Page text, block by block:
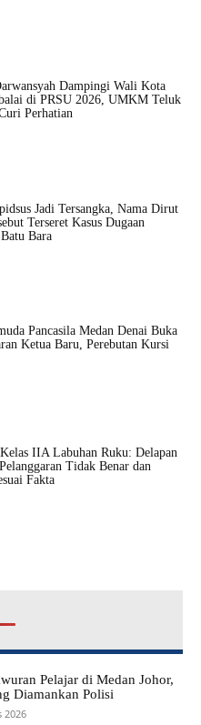
Dampingi Wali Kota
di PRSU 2026, UMKM Teluk
Perhatian
Jadi Tersangka, Nama Dirut
Terseret Kasus Dugaan
Bara
Pancasila Medan Denai Buka
Ketua Baru, Perebutan Kursi
IIA Labuhan Ruku: Delapan
Tidak Benar dan
Fakta
Pelajar di Medan Johor,
Diamankan Polisi
2026